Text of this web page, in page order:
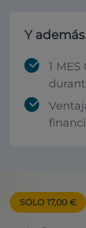
Y
1 MES
SOLO 17,00 €